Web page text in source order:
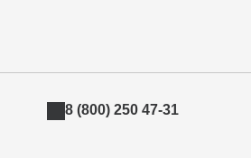
8 (800) 250 47-31